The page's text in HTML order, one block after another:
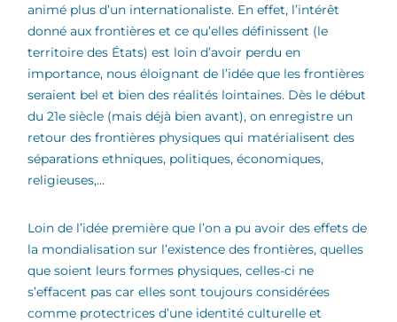
animé plus d’un internationaliste. En effet, l’intérêt
donné aux frontières et ce qu’elles définissent (le
territoire des États) est loin d’avoir perdu en
importance, nous éloignant de l’idée que les frontières
seraient bel et bien des réalités lointaines. Dès le début
du 21e siècle (mais déjà bien avant), on enregistre un
retour des frontières physiques qui matérialisent des
séparations ethniques, politiques, économiques,
religieuses,…
Loin de l’idée première que l’on a pu avoir des effets de
la mondialisation sur l’existence des frontières, quelles
que soient leurs formes physiques, celles-ci ne
s’effacent pas car elles sont toujours considérées
comme protectrices d’une identité culturelle et